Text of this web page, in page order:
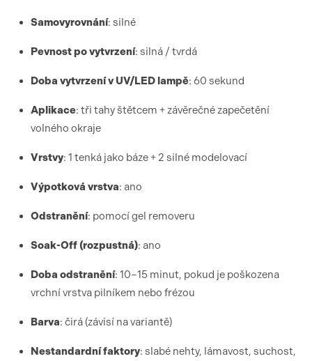
Samovyrovnání: silné
Pevnost po vytvrzení: silná / tvrdá
Doba vytvrzení v UV/LED lampě: 60 sekund
Aplikace: tři tahy štětcem + závěrečné zapečetění
volného okraje
Vrstvy: 1 tenká jako báze + 2 silné modelovací
Výpotková vrstva: ano
Odstranění: pomocí gel removeru
Soak-Off (rozpustná): ano
Doba odstranění: 10–15 minut, pokud je poškozena
vrchní vrstva pilníkem nebo frézou
Barva: čirá (závisí na variantě)
Nestandardní faktory: slabé nehty, lámavost, suchost,